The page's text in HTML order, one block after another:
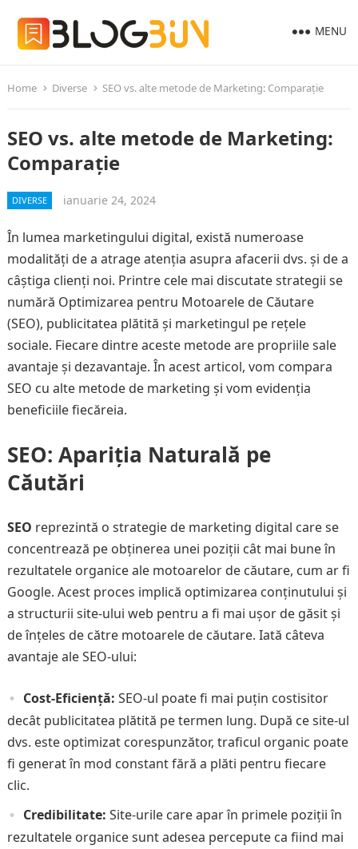
MENU
Home Diverse SEO vs. alte metode de Marketing: Comparație
SEO vs. alte metode de Marketing:
Comparație
DIVERSE ianuarie 24, 2024
În lumea marketingului digital, există numeroase
modalități de a atrage atenția asupra afacerii dvs. și de a
câștiga clienți noi. Printre cele mai discutate strategii se
numără Optimizarea pentru Motoarele de Căutare
(SEO), publicitatea plătită și marketingul pe rețele
sociale. Fiecare dintre aceste metode are propriile sale
avantaje și dezavantaje. În acest articol, vom compara
SEO cu alte metode de marketing și vom evidenția
beneficiile fiecăreia.
SEO: Apariția Naturală pe
Căutări
SEO reprezintă o strategie de marketing digital care se
concentrează pe obținerea unei poziții cât mai bune în
rezultatele organice ale motoarelor de căutare, cum ar fi
Google. Acest proces implică optimizarea conținutului și
a structurii site-ului web pentru a fi mai ușor de găsit și
de înțeles de către motoarele de căutare. Iată câteva
avantaje ale SEO-ului:
Cost-Eficiență: SEO-ul poate fi mai puțin costisitor
decât publicitatea plătită pe termen lung. După ce site-ul
dvs. este optimizat corespunzător, traficul organic poate
fi generat în mod constant fără a plăti pentru fiecare
clic.
Credibilitate: Site-urile care apar în primele poziții în
rezultatele organice sunt adesea percepute ca fiind mai